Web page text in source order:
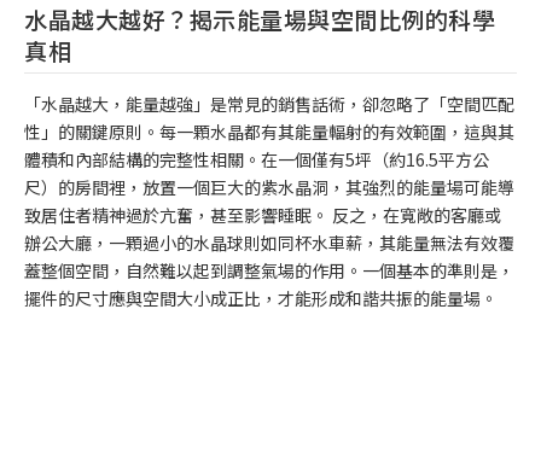
水晶越大越好？揭示能量場與空間比例的科學
真相
「水晶越大，能量越強」是常見的銷售話術，卻忽略了「空間匹配
性」的關鍵原則。每一顆水晶都有其能量輻射的有效範圍，這與其
體積和內部結構的完整性相關。在一個僅有5坪（約16.5平方公
尺）的房間裡，放置一個巨大的紫水晶洞，其強烈的能量場可能導
致居住者精神過於亢奮，甚至影響睡眠。 反之，在寬敞的客廳或
辦公大廳，一顆過小的水晶球則如同杯水車薪，其能量無法有效覆
蓋整個空間，自然難以起到調整氣場的作用。一個基本的準則是，
擺件的尺寸應與空間大小成正比，才能形成和諧共振的能量場。